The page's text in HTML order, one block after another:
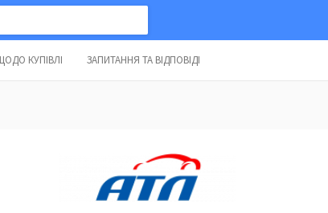
КУПІВЛІ ЗАПИТАННЯ ТА ВІДПОВІДІ